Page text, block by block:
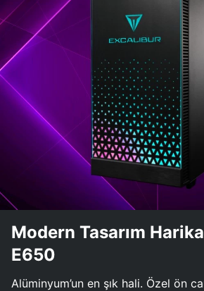
Modern Tasarım
E650
Alüminyum’un en şık hali. Özel ön